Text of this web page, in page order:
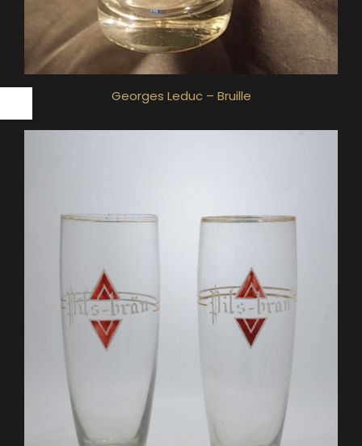
Georges Leduc – Bruille